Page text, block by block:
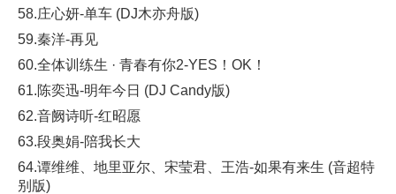
58.庄心妍-单车 (DJ木亦舟版)
59.秦洋-再见
60.全体训练生 · 青春有你2-YES！OK！
61.陈奕迅-明年今日 (DJ Candy版)
62.音阙诗听-红昭愿
63.段奥娟-陪我长大
64.谭维维、地里亚尔、宋莹君、王浩-如果有来生 (音超特
别版)